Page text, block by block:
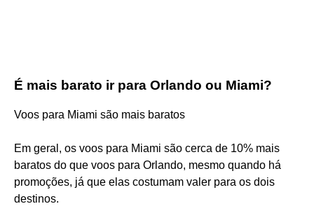
É mais barato ir para Orlando ou Miami?
Voos para Miami são mais baratos
Em geral, os voos para Miami são cerca de 10% mais
baratos do que voos para Orlando, mesmo quando há
promoções, já que elas costumam valer para os dois
destinos.